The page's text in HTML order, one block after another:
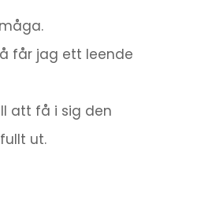
får jag ett leende
att få i sig den
ut.